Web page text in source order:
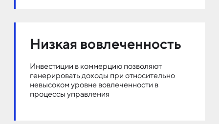
Низкая вовлеченность
Инвестиции в коммерцию позволяют
генерировать доходы при относительно
невысоком уровне вовлеченности в
процессы управления